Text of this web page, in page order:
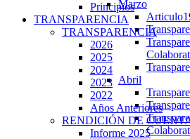
Marzo
Abril
Principios
TRANSPARENCIA
TRANSPARENCIA
2026
2025
2024
2023
2022
Años Anteriores
RENDICIÓN DE
Informe 2025